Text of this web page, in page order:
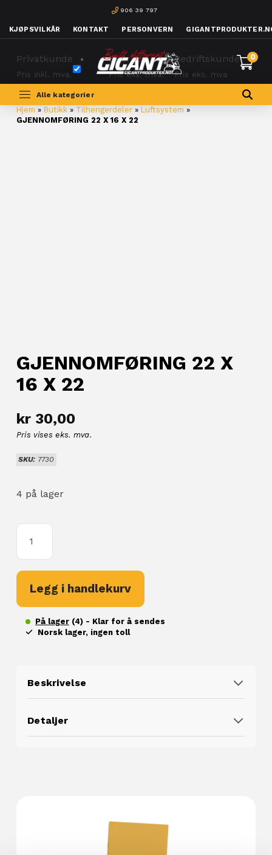
906 39 797
KJØPSVILKÅR KONTAKT PERSONVERN
Privatkunde
Pris inkl. mva.
Bedriftskunde
Pris eks. mva.
Bedriftskunde
Pris eks. mva
0
Alle kategorier
Hjem » Butikk» Tilhengerdeler» Luftsystem »
GJENNOMFØRING 22 X 16 X 22
GJENNOMFØRING 22 X
16 X 22
kr 30,00
Pris vises eks. mva.
SKU: 7730
4 på lager
X
antall
Legg i handlekurv
På lager(4) - Klar for å sendes
Norsk lager, ingen toll
Beskrivelse
Detaljer